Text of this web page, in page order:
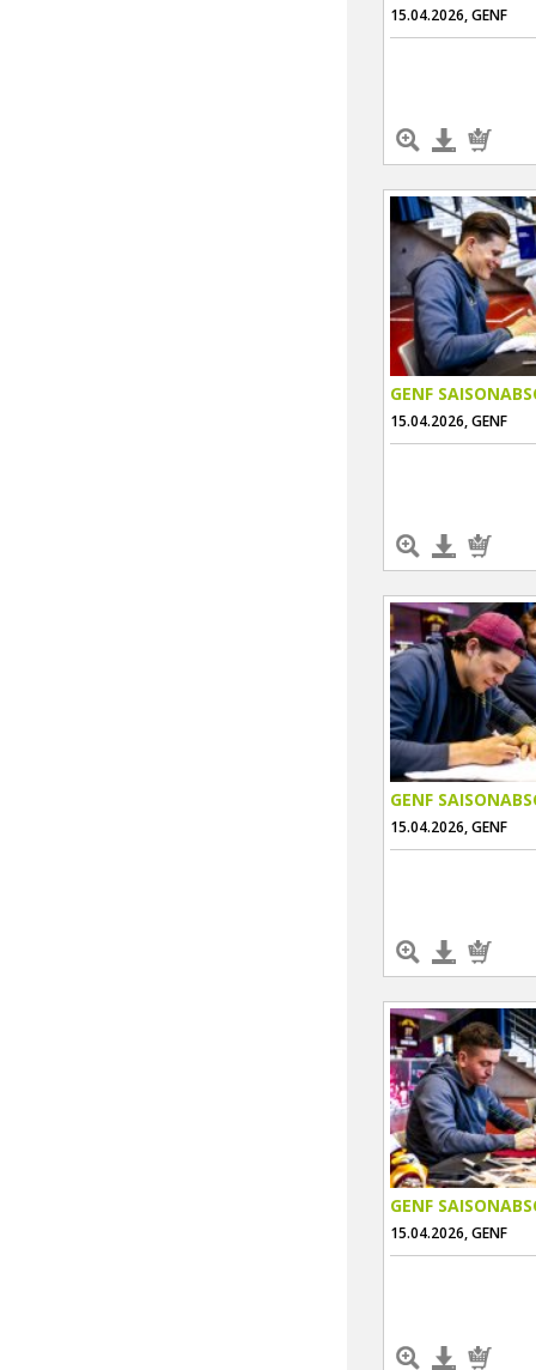
15.04.2026, GENF
GENF
15.04.2026, GENF
GENF
15.04.2026, GENF
GENF
15.04.2026, GENF